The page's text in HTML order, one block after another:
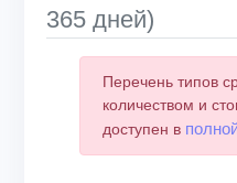
365 дней)
Перечень типов
количеством и
доступен в